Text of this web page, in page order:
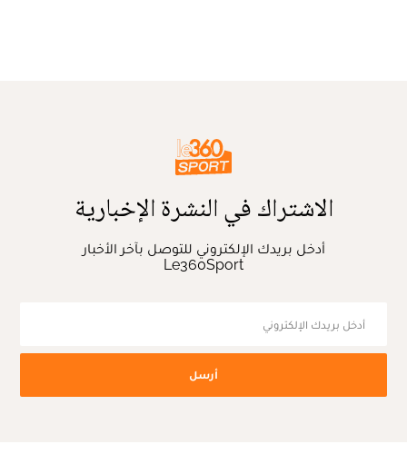
الاشتراك في النشرة الإخبارية
أدخل بريدك الإلكتروني للتوصل بآخر الأخبار
Le360Sport
أرسل